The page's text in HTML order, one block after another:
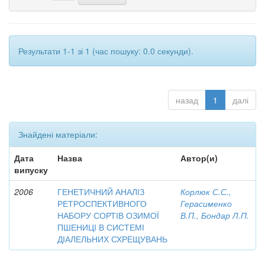
Результати 1-1 зі 1 (час пошуку: 0.0 секунди).
назад 1 далі
Знайдені матеріали:
Дата
випуску
Назва Автор(и)
2006
ГЕНЕТИЧНИЙ АНАЛІЗ
РЕТРОСПЕКТИВНОГО
НАБОРУ СОРТІВ ОЗИМОЇ
ПШЕНИЦІ В СИСТЕМІ
ДІАЛЕЛЬНИХ СХРЕЩУВАНЬ
Корлюк С.С.,
Герасименко
В.П., Бондар Л.П.